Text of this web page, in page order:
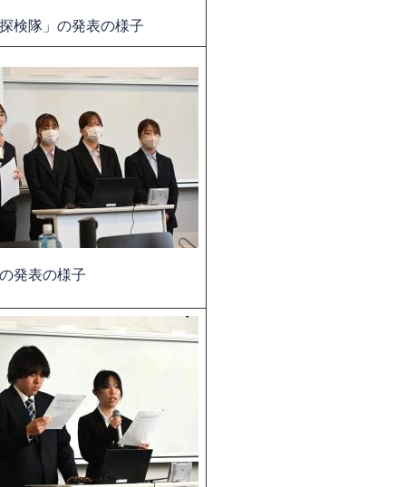
検隊」の発表の様子
発表の様子